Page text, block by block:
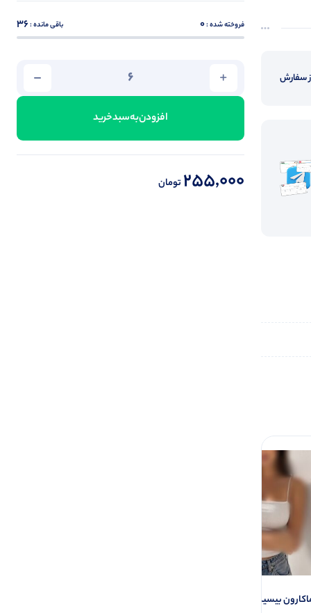
سفارش
بیسیک عمده (پک 6 عددی)
فروخته شده :0 باقی مانده :36
افزودن‌به‌سبد‌خرید
255,000 تومان